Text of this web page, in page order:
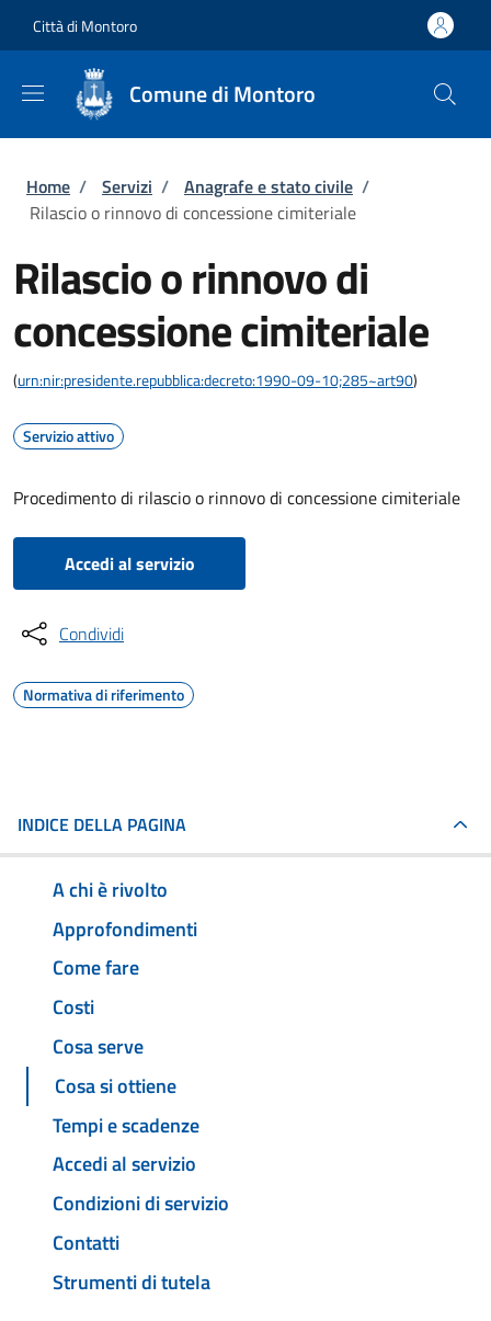
Città di Montoro
Comune di Montoro
Briciole di pane
Home / Servizi / Anagrafe e stato civile /
Rilascio o rinnovo di concessione cimiteriale
Rilascio o rinnovo di
concessione cimiteriale
(urn:nir:presidente.repubblica:decreto:1990-09-10;285~art90)
Servizio attivo
Procedimento di rilascio o rinnovo di concessione cimiteriale
Accedi al servizio
Condividi
Normativa di riferimento
INDICE DELLA PAGINA
A chi è rivolto
Approfondimenti
Come fare
Costi
Cosa serve
Cosa si ottiene
Tempi e scadenze
Accedi al servizio
Condizioni di servizio
Contatti
Strumenti di tutela